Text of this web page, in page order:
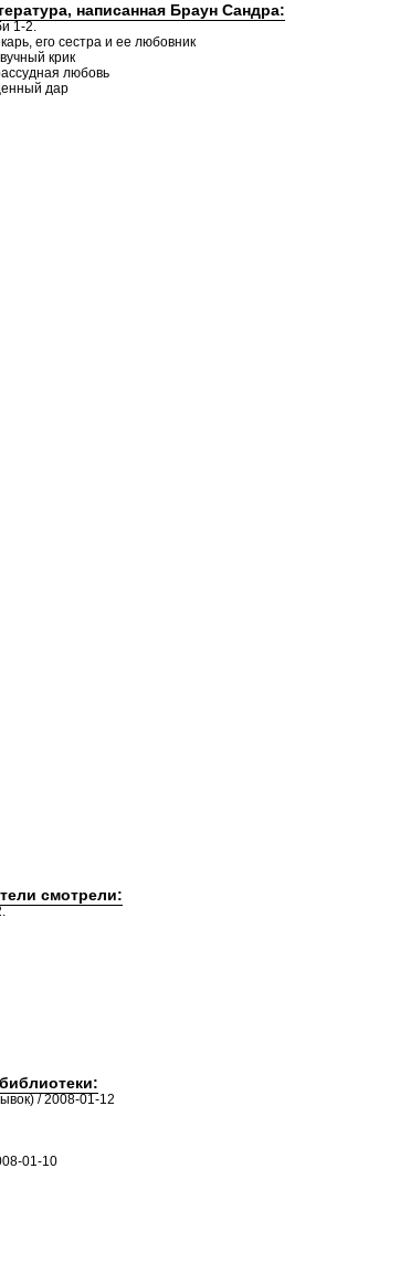
написанная Браун Сандра:
1-2.
его сестра и ее любовник
крик
любовь
дар
смотрели:
/ 2008-01-12
01-10